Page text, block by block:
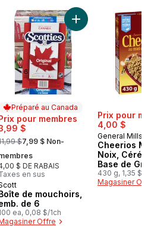
Papier hygiénique, 8 rouleaux,
Préparé au Canada
pour membres
$
, formerly:
$7,99 $ Non-
$ DE RABAIS
en sus
au Canada
de mouchoirs,
de 6
ea, 0,08 $/1ch
Offre
Ajouter Boîte de
Prix pour
4,00 $
General Mills
Cheerios
Noix,
Base de
Entiers
430 g, 1,35 $/
Magasiner